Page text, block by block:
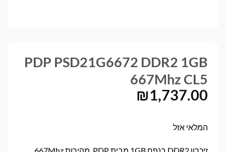
PDP PSD21G6672 DDR2 1GB
667Mhz CL5
₪1,737.00
המלאי אזל